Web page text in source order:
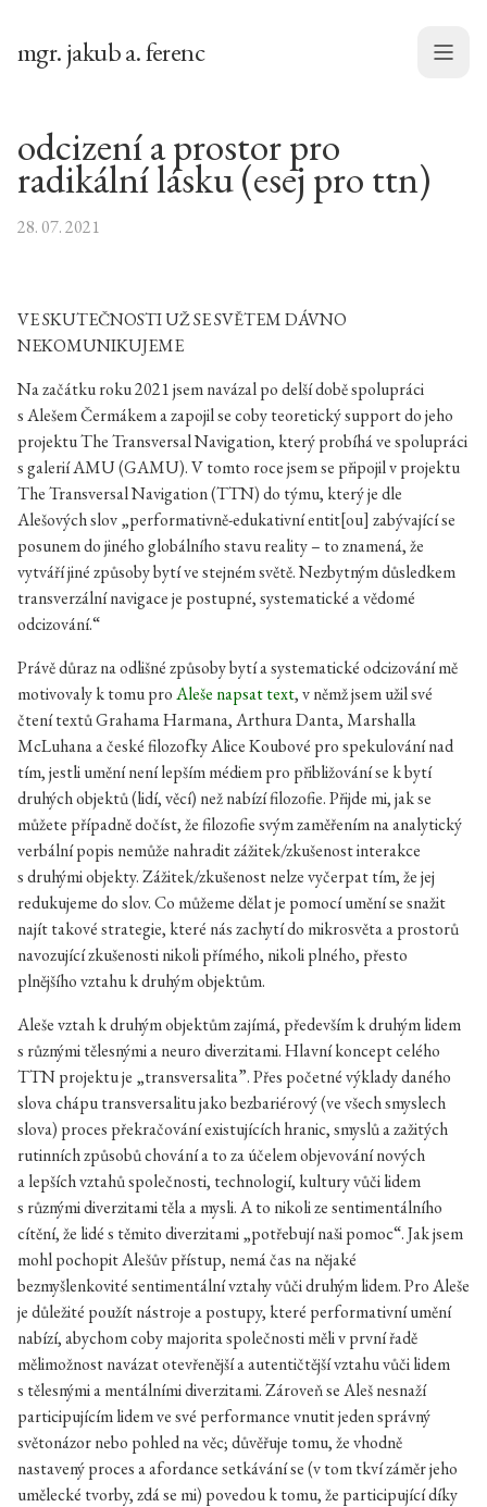
mgr. jakub a. ferenc Menu
odcizení a prostor pro
radikální lásku (esej pro ttn)
28. 07. 2021
VE SKUTEČNOSTI UŽ SE SVĚTEM DÁVNO
NEKOMUNIKUJEME
Na začátku roku 2021 jsem navázal po delší době spolupráci
s Alešem Čermákem a zapojil se coby teoretický support do jeho
projektu The Transversal Navigation, který probíhá ve spolupráci
s galerií AMU (GAMU). V tomto roce jsem se připojil v projektu
The Transversal Navigation (TTN) do týmu, který je dle
Alešových slov „performativně-edukativní entit[ou] zabývající se
posunem do jiného globálního stavu reality – to znamená, že
vytváří jiné způsoby bytí ve stejném světě. Nezbytným důsledkem
transverzální navigace je postupné, systematické a vědomé
odcizování.“
Právě důraz na odlišné způsoby bytí a systematické odcizování mě
motivovaly k tomu proAleše napsat text, v němž jsem užil své
čtení textů Grahama Harmana, Arthura Danta, Marshalla
McLuhana a české filozofky Alice Koubové pro spekulování nad
tím, jestli umění není lepším médiem pro přibližování se k bytí
druhých objektů (lidí, věcí) než nabízí filozofie. Přijde mi, jak se
můžete případně dočíst, že filozofie svým zaměřením na analytický
verbální popis nemůže nahradit zážitek/zkušenost interakce
s druhými objekty. Zážitek/zkušenost nelze vyčerpat tím, že jej
redukujeme do slov. Co můžeme dělat je pomocí umění se snažit
najít takové strategie, které nás zachytí do mikrosvěta a prostorů
navozující zkušenosti nikoli přímého, nikoli plného, přesto
plnějšího vztahu k druhým objektům.
Aleše vztah k druhým objektům zajímá, především k druhým lidem
s různými tělesnými a neuro diverzitami. Hlavní koncept celého
TTN projektu je „transversalita”. Přes početné výklady daného
slova chápu transversalitu jako bezbariérový (ve všech smyslech
slova) proces překračování existujících hranic, smyslů a zažitých
rutinních způsobů chování a to za účelem objevování nových
a lepších vztahů společnosti, technologií, kultury vůči lidem
s různými diverzitami těla a mysli. A to nikoli ze sentimentálního
cítění, že lidé s těmito diverzitami „potřebují naši pomoc“. Jak jsem
mohl pochopit Alešův přístup, nemá čas na nějaké
bezmyšlenkovité sentimentální vztahy vůči druhým lidem. Pro Aleše
je důležité použít nástroje a postupy, které performativní umění
nabízí, abychom coby majorita společnosti měli v první řadě
mělimožnost navázat otevřenější a autentičtější vztahu vůči lidem
s tělesnými a mentálními diverzitami. Zároveň se Aleš nesnaží
participujícím lidem ve své performance vnutit jeden správný
světonázor nebo pohled na věc; důvěřuje tomu, že vhodně
nastavený proces a afordance setkávání se (v tom tkví záměr jeho
umělecké tvorby, zdá se mi) povedou k tomu, že participující díky